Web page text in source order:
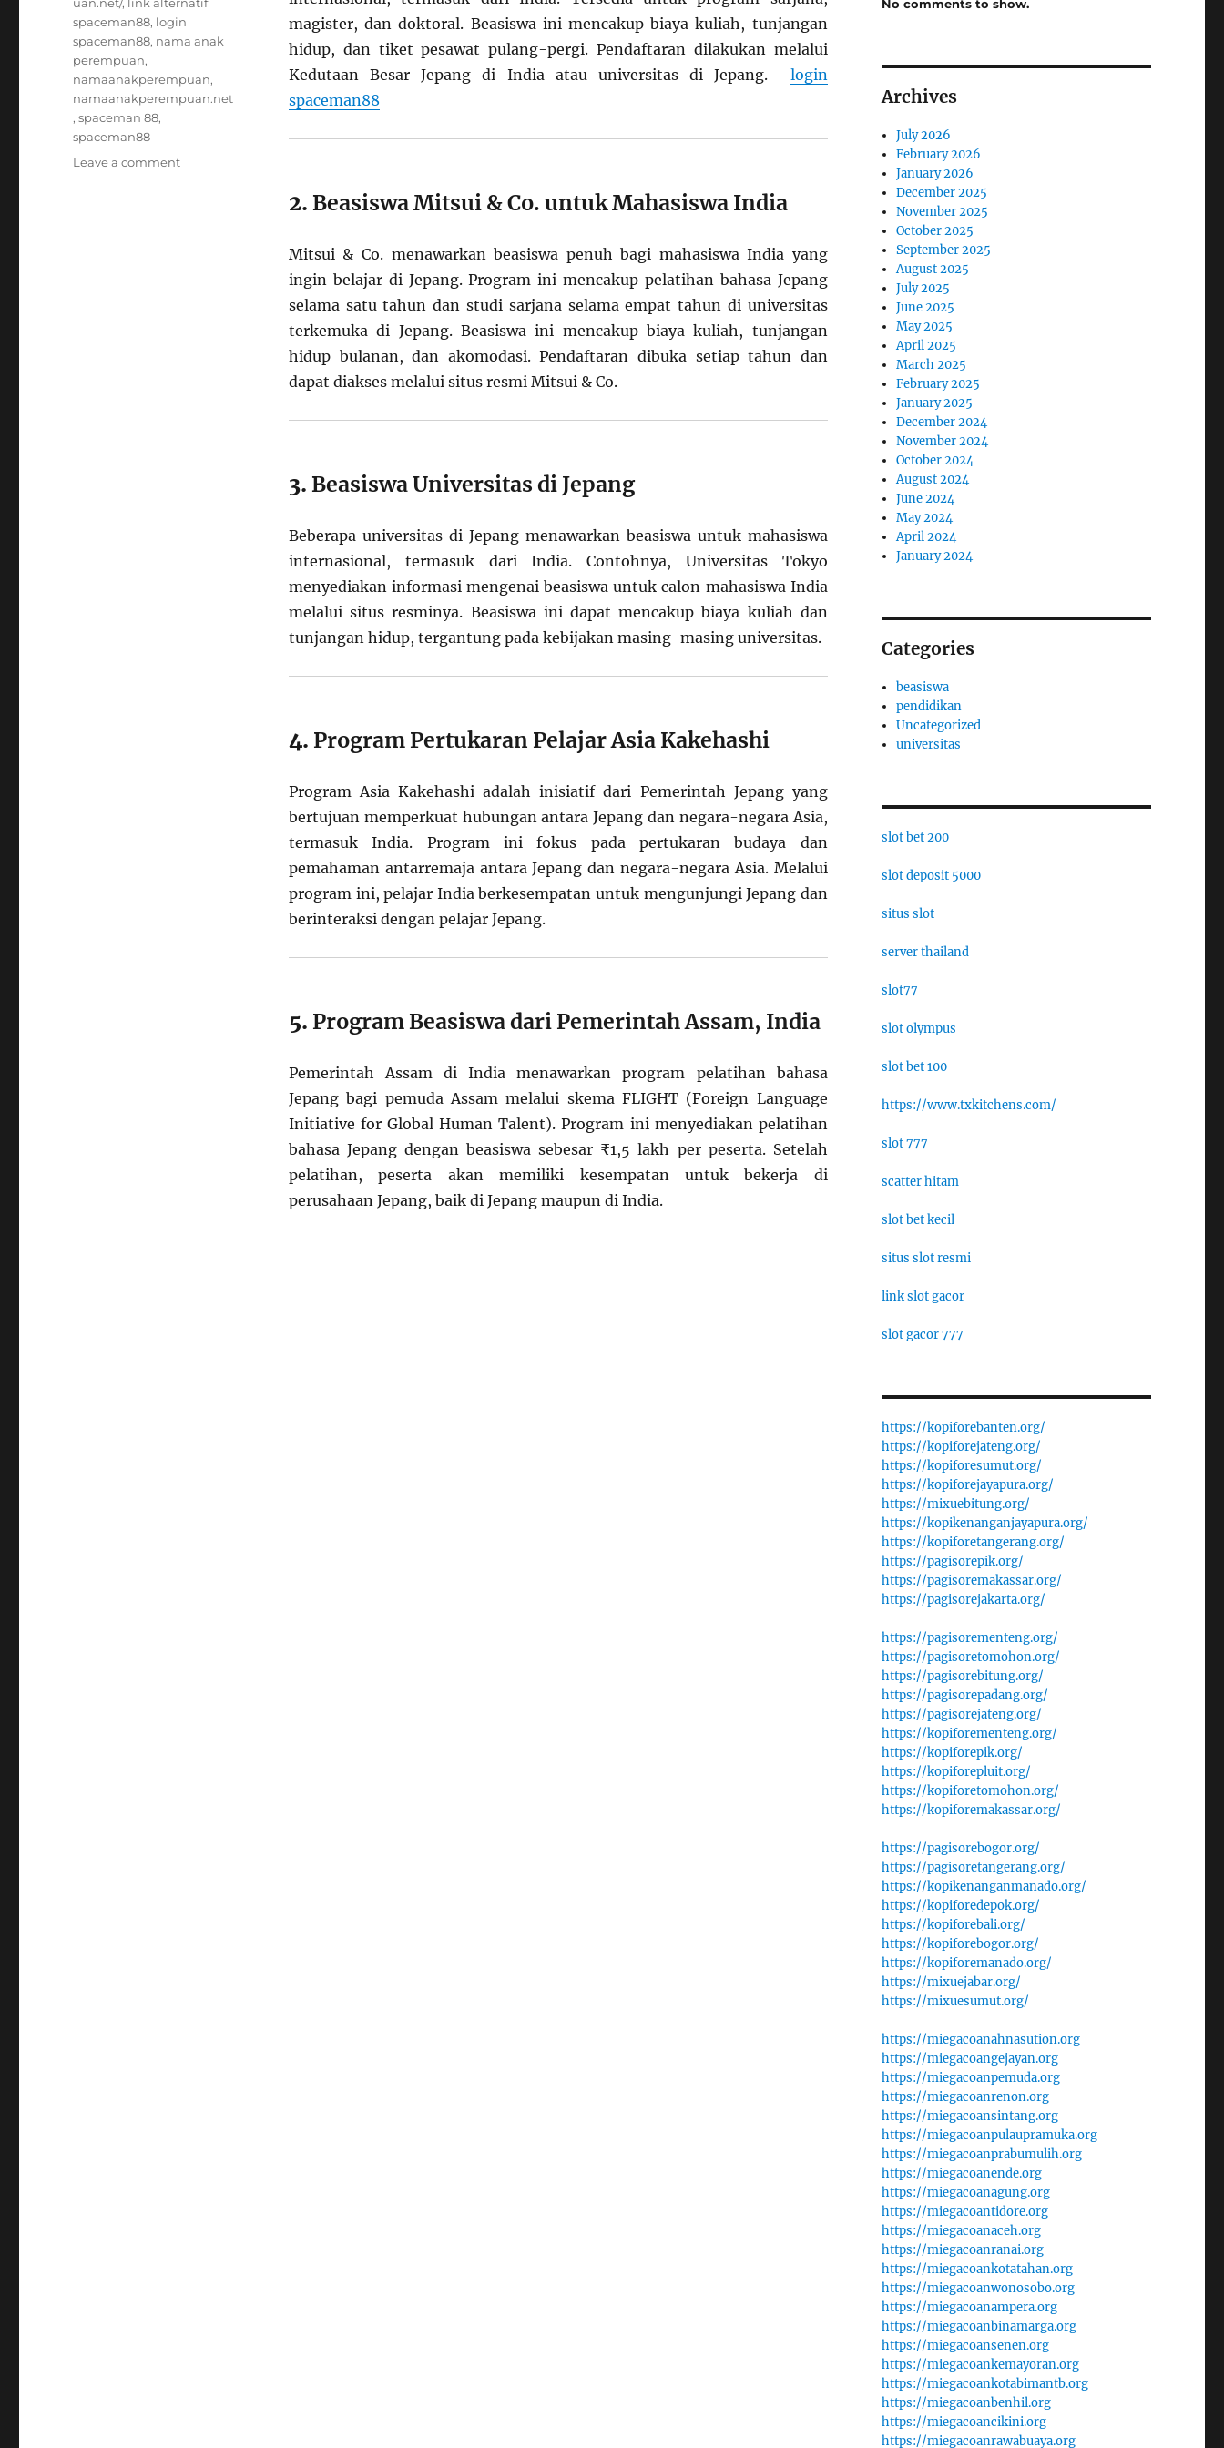
magister, dan doktoral. Beasiswa ini mencakup biaya kuliah, tunjangan
hidup, dan tiket pesawat pulang-pergi. Pendaftaran dilakukan melalui
Kedutaan Besar Jepang di India atau universitas di Jepang. login
spaceman88
2. Beasiswa Mitsui & Co. untuk Mahasiswa India
Mitsui & Co. menawarkan beasiswa penuh bagi mahasiswa India yang
ingin belajar di Jepang. Program ini mencakup pelatihan bahasa Jepang
selama satu tahun dan studi sarjana selama empat tahun di universitas
terkemuka di Jepang. Beasiswa ini mencakup biaya kuliah, tunjangan
hidup bulanan, dan akomodasi. Pendaftaran dibuka setiap tahun dan
dapat diakses melalui situs resmi Mitsui & Co.
3. Beasiswa Universitas di Jepang
Beberapa universitas di Jepang menawarkan beasiswa untuk mahasiswa
internasional, termasuk dari India. Contohnya, Universitas Tokyo
menyediakan informasi mengenai beasiswa untuk calon mahasiswa India
melalui situs resminya. Beasiswa ini dapat mencakup biaya kuliah dan
tunjangan hidup, tergantung pada kebijakan masing-masing universitas.
4. Program Pertukaran Pelajar Asia Kakehashi
Program Asia Kakehashi adalah inisiatif dari Pemerintah Jepang yang
bertujuan memperkuat hubungan antara Jepang dan negara-negara Asia,
termasuk India. Program ini fokus pada pertukaran budaya dan
pemahaman antarremaja antara Jepang dan negara-negara Asia. Melalui
program ini, pelajar India berkesempatan untuk mengunjungi Jepang dan
berinteraksi dengan pelajar Jepang.
5. Program Beasiswa dari Pemerintah Assam, India
Pemerintah Assam di India menawarkan program pelatihan bahasa
Jepang bagi pemuda Assam melalui skema FLIGHT (Foreign Language
Initiative for Global Human Talent). Program ini menyediakan pelatihan
bahasa Jepang dengan beasiswa sebesar ₹1,5 lakh per peserta. Setelah
pelatihan, peserta akan memiliki kesempatan untuk bekerja di
perusahaan Jepang, baik di Jepang maupun di India.
spaceman88, login
spaceman88, nama anak
perempuan,
namaanakperempuan,
namaanakperempuan.net
,spaceman 88,
spaceman88
Leave a commenton
No comments to show.
Archives
July 2026
February 2026
January 2026
December 2025
November 2025
October 2025
September 2025
August 2025
July 2025
June 2025
May 2025
April 2025
March 2025
February 2025
January 2025
December 2024
November 2024
October 2024
August 2024
June 2024
May 2024
April 2024
January 2024
Categories
beasiswa
pendidikan
Uncategorized
universitas
slot bet 200
slot deposit 5000
situs slot
server thailand
slot77
slot olympus
slot bet 100
https://www.txkitchens.com/
slot 777
scatter hitam
slot bet kecil
situs slot resmi
link slot gacor
slot gacor 777
https://kopiforebanten.org/
https://kopiforejateng.org/
https://kopiforesumut.org/
https://kopiforejayapura.org/
https://mixuebitung.org/
https://kopikenanganjayapura.org/
https://kopiforetangerang.org/
https://pagisorepik.org/
https://pagisoremakassar.org/
https://pagisorejakarta.org/
https://pagisorementeng.org/
https://pagisoretomohon.org/
https://pagisorebitung.org/
https://pagisorepadang.org/
https://pagisorejateng.org/
https://kopiforementeng.org/
https://kopiforepik.org/
https://kopiforepluit.org/
https://kopiforetomohon.org/
https://kopiforemakassar.org/
https://pagisorebogor.org/
https://pagisoretangerang.org/
https://kopikenanganmanado.org/
https://kopiforedepok.org/
https://kopiforebali.org/
https://kopiforebogor.org/
https://kopiforemanado.org/
https://mixuejabar.org/
https://mixuesumut.org/
https://miegacoanahnasution.org
https://miegacoangejayan.org
https://miegacoanpemuda.org
https://miegacoanrenon.org
https://miegacoansintang.org
https://miegacoanpulaupramuka.org
https://miegacoanprabumulih.org
https://miegacoanende.org
https://miegacoanagung.org
https://miegacoantidore.org
https://miegacoanaceh.org
https://miegacoanranai.org
https://miegacoankotatahan.org
https://miegacoanwonosobo.org
https://miegacoanampera.org
https://miegacoanbinamarga.org
https://miegacoansenen.org
https://miegacoankemayoran.org
https://miegacoankotabimantb.org
https://miegacoanbenhil.org
https://miegacoancikini.org
https://miegacoanrawabuaya.org